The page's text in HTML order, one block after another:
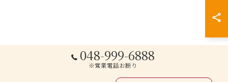
048-999-6888
※営業電話お断り